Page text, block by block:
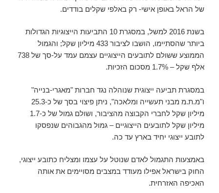
של הראל באופן אישי- רק באלפי שקלים בודדים.
בשנת 2016 למשל, במסגרת 10 התביעות הייצוגיות הגדולות
ביותר שהסתיימו, הושבו לציבור 433 מיליון שקל; והגמול
הממוצע ששולם לתובעים הייצוגיים עצמם עמד על-סך של 738
אלף שקל – 1.7% מסכום הזכיות.
במסגרת תביעה ייצוגית שנוהלה נגד חברות "מאגרי-בנייה"
ו"מ.ת.מ מבני תעשייה ומלאכה", ניתן פיצוי בסך של כ-25.3
מיליון שקל לחברי הקבוצה מהציבור, ושולם גמול של כ-1.7
מיליון שקל לתובעים הייצוגיים – גמול מהגבוהים שנפסקו
לתובע ייצוגי יחיד בארץ עד כה.
באמצעות התגמול לאדם שנוטל על עצמו ומצליח כתובע ייצוגי,
החוק בישראל אפילו מעודד במצבים מסויימים את אותה
האכיפה האזרחית.